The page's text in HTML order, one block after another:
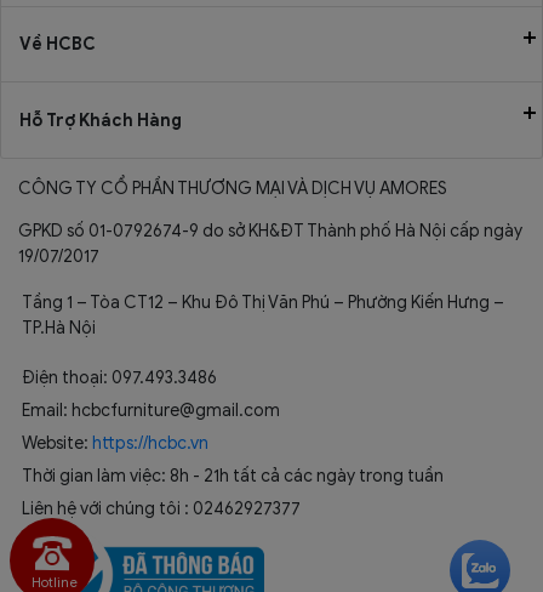
Về HCBC
Hỗ Trợ Khách Hàng
CÔNG TY CỔ PHẦN THƯƠNG MẠI VÀ DỊCH VỤ AMORES
GPKD số 01-0792674-9 do sở KH&ĐT Thành phố Hà Nội cấp ngày
19/07/2017
Tầng 1 – Tòa CT12 – Khu Đô Thị Văn Phú – Phường Kiến Hưng –
TP.Hà Nội
Điện thoại: 097.493.3486
Email: hcbcfurniture@gmail.com
Website: https://hcbc.vn
Thời gian làm việc: 8h - 21h tất cả các ngày trong tuần
Liên hệ với chúng tôi : 02462927377
Hotline